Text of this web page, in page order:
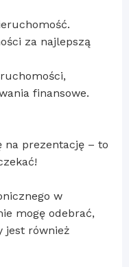
za najlepszą
finansowe.
na prezentację – to
w
mogę odebrać,
jest również